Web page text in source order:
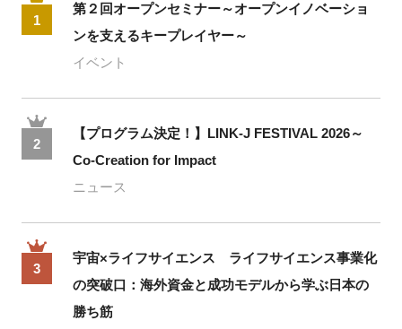
1
第２回オープンセミナー～オープンイノベーショ
ンを支えるキープレイヤー～
イベント
2
【プログラム決定！】LINK-J FESTIVAL 2026～
Co-Creation for Impact
ニュース
3
宇宙×ライフサイエンス ライフサイエンス事業化
の突破口：海外資金と成功モデルから学ぶ日本の
勝ち筋